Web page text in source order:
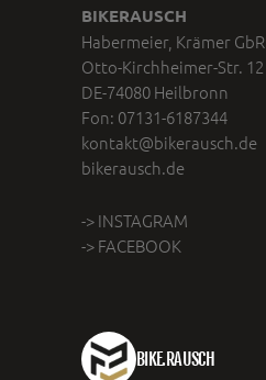
BIKERAUSCH
Habermeier, Krämer GbR
Otto-Kirchheimer-Str. 12
DE-74080 Heilbronn
Fon: 07131-6187344
kontakt@bikerausch.de
bikerausch.de
-> INSTAGRAM
-> FACEBOOK
BIKE.RAUSCH